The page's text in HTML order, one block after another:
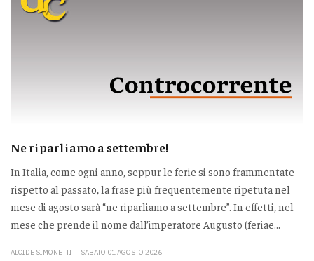
Ne riparliamo a settembre!
In Italia, come ogni anno, seppur le ferie si sono frammentate
rispetto al passato, la frase più frequentemente ripetuta nel
mese di agosto sarà “ne riparliamo a settembre”. In effetti, nel
mese che prende il nome dall’imperatore Augusto (feriae...
ALCIDE SIMONETTI SABATO 01 AGOSTO 2026